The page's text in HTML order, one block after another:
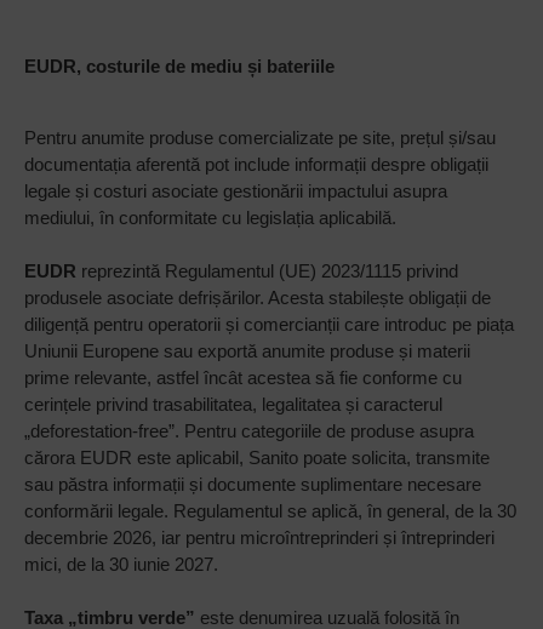
EUDR, costurile de mediu și bateriile
Pentru anumite produse comercializate pe site, prețul și/sau
documentația aferentă pot include informații despre obligații
legale și costuri asociate gestionării impactului asupra
mediului, în conformitate cu legislația aplicabilă.
EUDR reprezintă Regulamentul (UE) 2023/1115 privind
produsele asociate defrișărilor. Acesta stabilește obligații de
diligență pentru operatorii și comercianții care introduc pe piața
Uniunii Europene sau exportă anumite produse și materii
prime relevante, astfel încât acestea să fie conforme cu
cerințele privind trasabilitatea, legalitatea și caracterul
„deforestation-free”. Pentru categoriile de produse asupra
cărora EUDR este aplicabil, Sanito poate solicita, transmite
sau păstra informații și documente suplimentare necesare
conformării legale. Regulamentul se aplică, în general, de la 30
decembrie 2026, iar pentru microîntreprinderi și întreprinderi
mici, de la 30 iunie 2027.
Taxa „timbru verde” este denumirea uzuală folosită în